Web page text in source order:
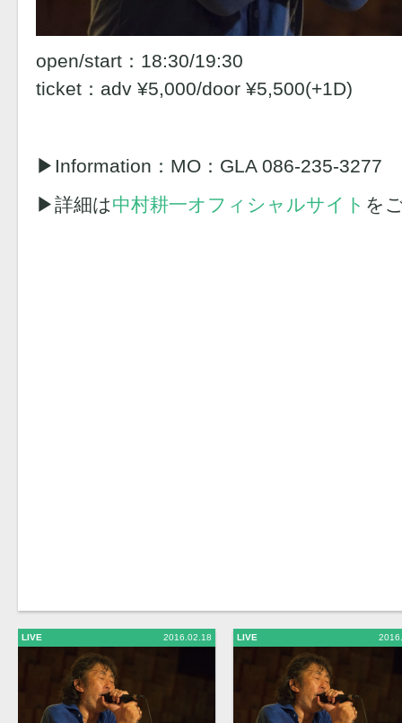
open/start：18:30/19:30
ticket：adv ¥5,000/door ¥5,500(+1D)
▶︎Information：MO：GLA 086-235-3277
▶︎詳細は中村耕一オフィシャルサイト を
LIVE 2016.02.18 LIVE